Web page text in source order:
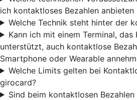
ich kontaktloses Bezahlen anbieten
Welche Technik steht hinter der
Kann ich mit einem Terminal,
unterstützt, auch kontaktlose
Smartphone oder Wearable
Welche Limits gelten bei
girocard?
Sind beim kontaktlosen